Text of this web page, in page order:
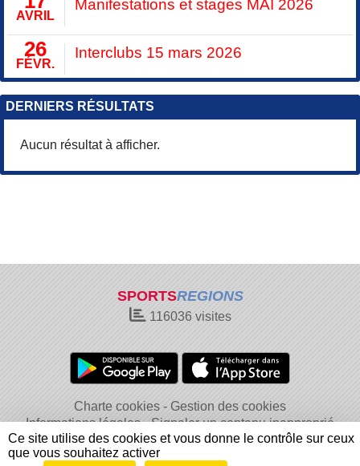
AVRIL
Manifestations et stages MAI 2026
26
FÉVR.
Interclubs 15 mars 2026
DERNIERS RÉSULTATS
Aucun résultat à afficher.
SPORTSREGIONS
116036 visites
Charte cookies
Gestion des cookies
Informations légales
Signaler un contenu inapproprié
Ce site utilise des cookies et vous donne le contrôle sur ceux
que vous souhaitez activer